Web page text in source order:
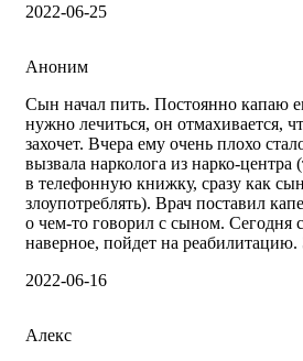
2022-06-25
Аноним
Сын начал пить. Постоянно капаю
нужно лечиться, он отмахивается,
захочет. Вчера ему очень плохо
вызвала нарколога из нарко-центра
в телефонную книжку, сразу как
злоупотреблять). Врач поставил
о чем-то говорил с сыном. Сегодня
наверное, пойдет на реабилитацию.
2022-06-16
Алекс